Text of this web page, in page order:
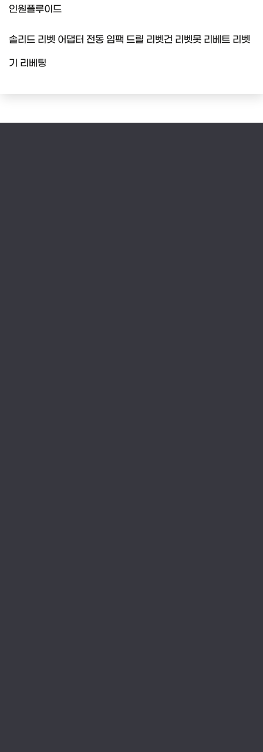
인원플루이드
솔리드 리벳 어댑터 전동 임팩 드릴 리벳건 리벳못 리베트 리벳
기 리베팅